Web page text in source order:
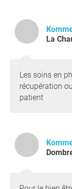
La
Les soins en
récupération
patient